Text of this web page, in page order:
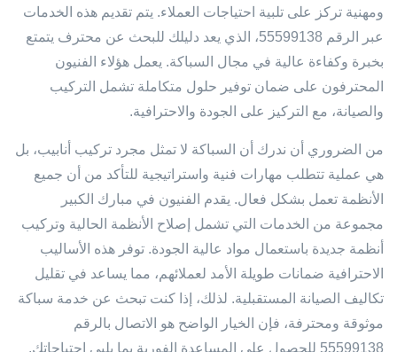
ومهنية تركز على تلبية احتياجات العملاء. يتم تقديم هذه الخدمات
عبر الرقم 55599138، الذي يعد دليلك للبحث عن محترف يتمتع
بخبرة وكفاءة عالية في مجال السباكة. يعمل هؤلاء الفنيون
المحترفون على ضمان توفير حلول متكاملة تشمل التركيب
والصيانة، مع التركيز على الجودة والاحترافية.
من الضروري أن ندرك أن السباكة لا تمثل مجرد تركيب أنابيب، بل
هي عملية تتطلب مهارات فنية واستراتيجية للتأكد من أن جميع
الأنظمة تعمل بشكل فعال. يقدم الفنيون في مبارك الكبير
مجموعة من الخدمات التي تشمل إصلاح الأنظمة الحالية وتركيب
أنظمة جديدة باستعمال مواد عالية الجودة. توفر هذه الأساليب
الاحترافية ضمانات طويلة الأمد لعملائهم، مما يساعد في تقليل
تكاليف الصيانة المستقبلية. لذلك، إذا كنت تبحث عن خدمة سباكة
موثوقة ومحترفة، فإن الخيار الواضح هو الاتصال بالرقم
55599138 للحصول على المساعدة الفورية بما يلبي احتياجاتك.